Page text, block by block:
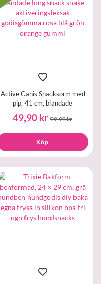
Active Canis Snacksorm med
pip, 41 cm, blandade
49,90 kr 99,90 kr
Köp